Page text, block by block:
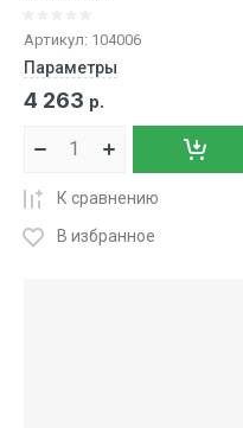
Артикул: 104006
Параметры
4 263 р.
К сравнению
В избранное